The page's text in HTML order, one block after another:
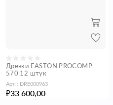
Древки EASTON PROCOMP
570 12 штук
Арт.: DRE000963
₽33 600,00